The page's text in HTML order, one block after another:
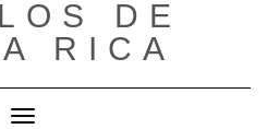
DE
RICA
Cambiar modo de navegación